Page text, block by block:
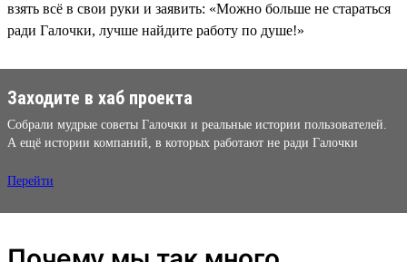
взять всё в свои руки и заявить: «Можно больше не стараться
ради Галочки, лучше найдите работу по душе!»
Заходите в хаб проекта
Собрали мудрые советы Галочки и реальные истории пользователей.
А ещё истории компаний, в которых работают не ради Галочки
Перейти